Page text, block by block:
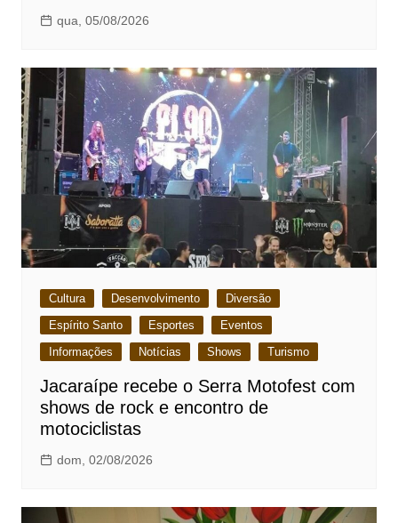
qua, 05/08/2026
Cultura Desenvolvimento
Diversão
Espírito Santo
Esportes
Eventos
Informações
Notícias Shows Turismo
Jacaraípe recebe o Serra Motofest com
shows de rock e encontro de
motociclistas
dom, 02/08/2026